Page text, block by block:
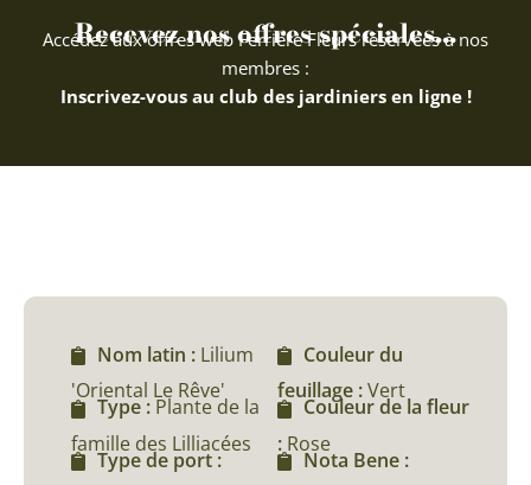
Recevez nos offres spéciales...
Accédez aux offres web Ferriere Fleurs réservées à nos
membres :
Inscrivez-vous au club des jardiniers en ligne !
Nom latin : Lilium
'Oriental Le Rêve'
Type : Plante de la
famille des Lilliacées
Type de port :
Couleur du
feuillage :Vert
Couleur de la fleur
: Rose
Nota Bene :